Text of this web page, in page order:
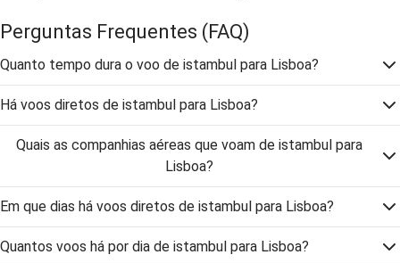
Perguntas Frequentes (FAQ)
Quanto tempo dura o voo de istambul para Lisboa?
Há voos diretos de istambul para Lisboa?
Quais as companhias aéreas que voam de istambul para
Lisboa?
Em que dias há voos diretos de istambul para Lisboa?
Quantos voos há por dia de istambul para Lisboa?